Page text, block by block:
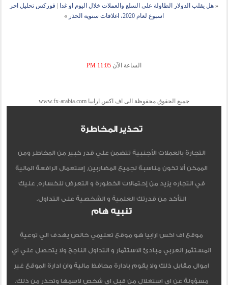
« هل يقلب الدولار الطاولة على السلع والعملات خلال اليوم او غدا
فوركس تحليل اخر
اسبوع لعام 2020، اغلاقات سنوية الحذر
»
الساعة الآن 11:05 PM
جميع الحقوق محفوظة الى اف اكس ارابيا www.fx-arabia.com
تحذير المخاطرة
التجارة بالعملات الأجنبية تتضمن علي قدر كبير من المخاطر ومن
الممكن ألا تكون مناسبة لجميع المضاربين, إستعمال الرافعة المالية
في التجاره يزيد من إحتمالات الخطورة و التعرض للخساره, عليك
التأكد من قدرتك العلمية و الشخصية على التداول.
تنبيه هام
موقع اف اكس ارابيا هو موقع تعليمي خالص يهدف الي توعية
المستثمر العربي مبادئ الاستثمار و التداول الناجح ولا يتحصل علي اي
اموال مقابل ذلك ولا يقوم بادارة محافظ مالية وان ادارة الموقع غير
مسؤولة عن اي استغلال من قبل اي شخص لاسمها وتحذر من ذلك.